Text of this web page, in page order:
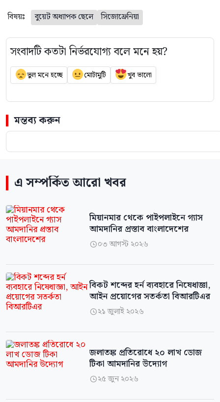
বিষয়ঃ বুয়েট অধ্যাপক ছেলে সিজোফ্রেনিয়া
সংবাদটি কতটা নির্ভরযোগ্য বলে মনে হয়?
ভুল মনে হচ্ছে মোটামুটি খুব ভালো
মন্তব্য করুন
এ সম্পর্কিত আরো খবর
মিয়ানমার থেকে পাইপলাইনে গ্যাস
আমদানির প্রস্তাব বাংলাদেশের
০৩ আগস্ট ২০২৬
বিকট শব্দের হর্ন ব্যবহারে নিষেধাজ্ঞা,
আইন প্রয়োগের সতর্কতা বিআরটিএর
২১ জুলাই ২০২৬
জলাতঙ্ক প্রতিরোধে ২০ লাখ ডোজ
টিকা আমদানির উদ্যোগ
২৫ জুন ২০২৬